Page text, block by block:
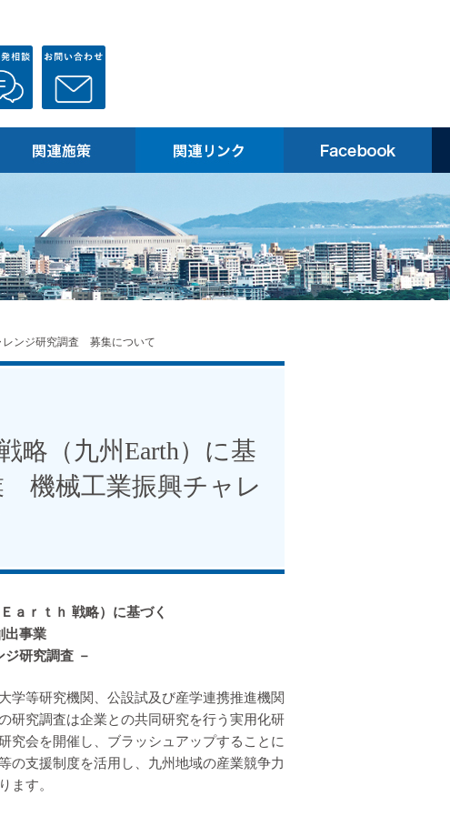
レンジ研究調査 募集について
略（九州Earth）に基
機械工業振興チャレ
ａｒｔｈ 戦略）に基づく
出事業
ジ研究調査 －
等研究機関、公設試及び産学連携推進機関
研究調査は企業との共同研究を行う実用化研
究会を開催し、ブラッシュアップすることに
の支援制度を活用し、九州地域の産業競争力
ます。